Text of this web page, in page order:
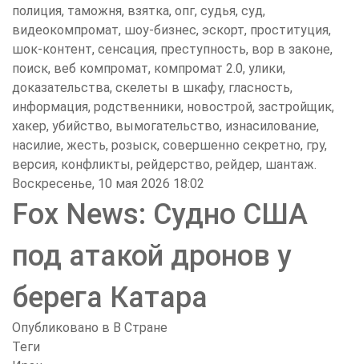
полиция, таможня, взятка, опг, судья, суд,
видеокомпромат, шоу-бизнес, эскорт, проституция,
шок-контент, сенсация, преступность, вор в законе,
поиск, веб компромат, компромат 2.0, улики,
доказательства, скелеты в шкафу, гласность,
информация, родственники, новострой, застройщик,
хакер, убийство, вымогательство, изнасилование,
насилие, жесть, розыск, совершенно секретно, гру,
версия, конфликты, рейдерство, рейдер, шантаж.
Воскресенье, 10 мая 2026 18:02
Fox News: Судно США
под атакой дронов у
берега Катара
Опубликовано в В Стране
Теги